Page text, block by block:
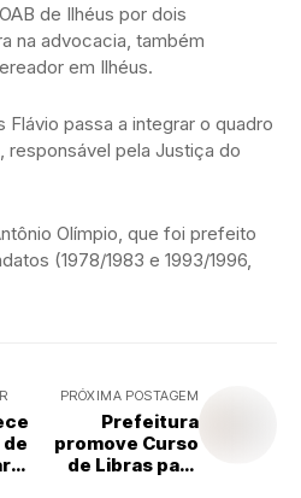
de Ilhéus por dois
na advocacia, também
em Ilhéus.
passa a integrar o quadro
pela Justiça do
Olímpio, que foi prefeito
(1978/1983 e 1993/1996,
PRÓXIMA POSTAGEM
Prefeitura
promove Curso
de Libras para